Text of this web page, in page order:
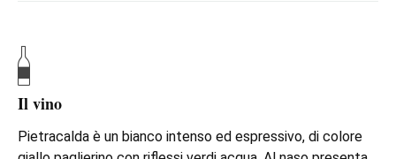
Il vino
Pietracalda è un bianco intenso ed espressivo, di colore